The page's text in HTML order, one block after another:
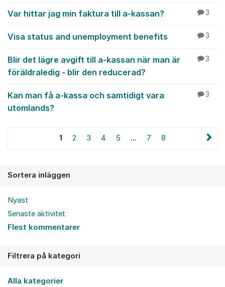
Var hittar jag min faktura till a-kassan? 3
Visa status and unemployment benefits 3
Blir det lägre avgift till a-kassan när man är
föräldraledig - blir den reducerad?
3
Kan man få a-kassa och samtidigt vara
utomlands?
3
1 2 3 4 5 ... 7 8
Sortera inläggen
Nyast
Senaste aktivitet
Flest kommentarer
Filtrera på kategori
Alla kategorier